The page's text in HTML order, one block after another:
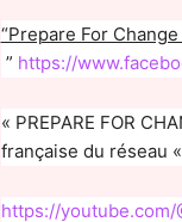
“Prepare For
” https://
« PREPARE FOR
française du réseau
https://youtube.com/